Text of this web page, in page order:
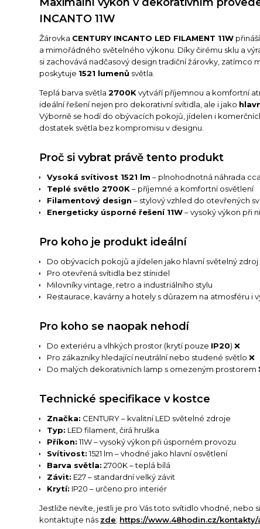
INCANTO 11W
Žárovka CENTURY INCANTO LED FILAMENT 11W
a mimořádného světelného výkonu. Díky čirému sklu a
si zachovává nadčasový design tradiční žárovky, zatímco
poskytuje 1521 lumenů světla.
Teplá barva světla2700K vytváří příjemnou a komfortní
ideální řešení nejen pro dekorativní svítidla, ale i jako
Výborně se hodí do obývacích pokojů, jídelen i
dostatek světla bez kompromisu v designu.
Proč si vybrat právě tento produkt
Vysoká svítivost 1521 lm – plnohodnotná náhrada
Teplé světlo 2700K – příjemné a komfortní osvětlení
Filamentový design – stylový vzhled do otevřených
Energeticky úsporné řešení 11W– vysoký výkon při
Pro koho je produkt ideální
Do obývacích pokojů a jídelen jako hlavní světelný zdroj
Pro otevřená svítidla bez stínidel
Milovníky vintage, retro a industriálního stylu
Restaurace, kavárny a hotely s důrazem na atmosféru i
Pro koho se naopak nehodí
Do exteriéru a vlhkých prostor (krytí pouze IP20) ❌
Pro zákazníky hledající neutrální nebo studené světlo ❌
Do malých dekorativních lamp s omezeným prostorem
Technické specifikace v kostce
Značka: CENTURY – kvalitní LED světelné zdroje
Typ: LED filament, čirá hruška
Příkon:11W – vysoký výkon při úsporném provozu
Svítivost:1521 lm – vhodné jako hlavní osvětlení
Barva světla: 2700K – teplá bílá
Závit: E27 – standardní velký závit
Krytí: IP20 – určeno pro interiér
Jestliže nevíte, jestli je pro Vás toto svítidlo vhodné, nebo
kontaktujte nás zde: https://www.48hodin.cz/